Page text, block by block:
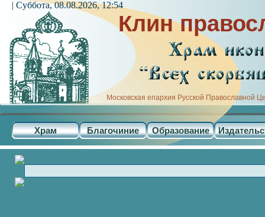
Клин
Московская епархия Русской Православной
Храм Благочиние Образование
| Суббота, 08.08.2026, 12:54